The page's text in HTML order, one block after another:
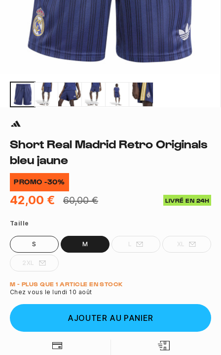
Short Real Madrid Retro Originals
bleu jaune
PROMO -30%
42,00 € 60,00 € LIVRÉ EN 24H
Taille
S M L XL
2XL
Quantité
M - PLUS QUE 1 ARTICLE EN STOCK
Chez vous le lundi 10 août
AJOUTER AU PANIER